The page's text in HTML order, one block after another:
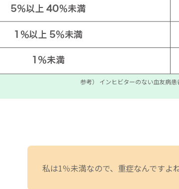
参考） インヒビターのない血友病
私は1％未満なので、 重症なんですよ